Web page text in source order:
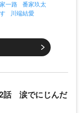
一路 番家玖太
川端結愛
話 涙でにじんだ